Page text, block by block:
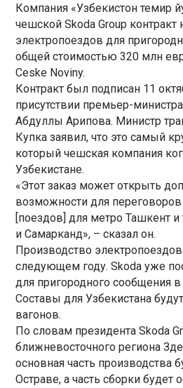
Компания «Узбекистон темир
чешской Skoda Group контракт
электропоездов для
общей стоимостью 320 млн
Ceske Noviny.
Контракт был подписан 11
присутствии премьер-
Абдуллы Арипова. Министр
Купка заявил, что это самый
который чешская компания
Узбекистане.
«Этот заказ может открыть
возможности для переговоров
[поездов] для метро Ташкент
и Самарканд», – сказал он.
Производство электропоездов
следующем году. Skoda уже
для пригородного сообщения
Составы для Узбекистана
вагонов.
По словам президента Skoda
ближневосточного региона
основная часть производства
Остраве, а часть сборки будет